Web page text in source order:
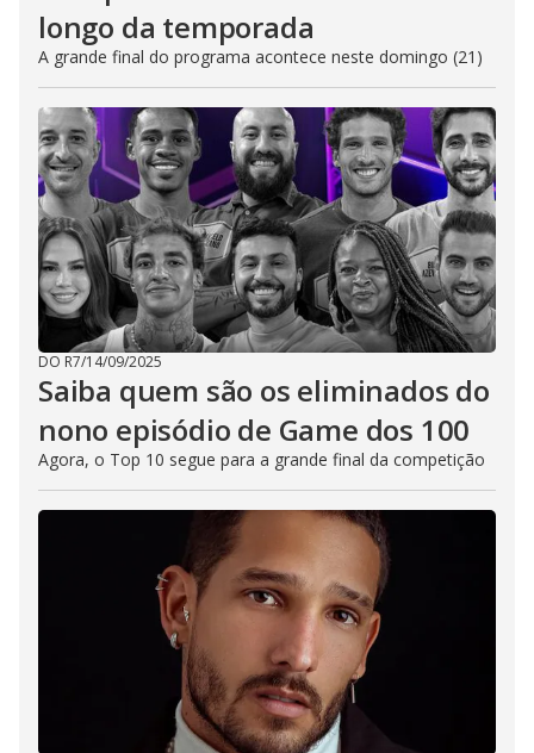
longo da temporada
A grande final do programa acontece neste domingo (21)
DO R7/14/09/2025
Saiba quem são os eliminados do
nono episódio de Game dos 100
Agora, o Top 10 segue para a grande final da competição